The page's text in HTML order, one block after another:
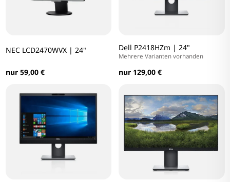
NEC LCD2470WVX | 24"
nur 59,00 €
Dell P2418HZm | 24"
Mehrere Varianten vorhanden
nur 129,00 €